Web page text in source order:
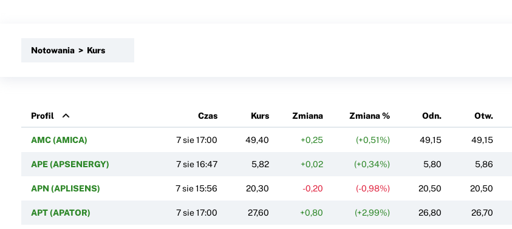
Notowania > Kurs
Profil Czas Kurs Zmiana Zmiana % Odn. Otw.
AMC (AMICA) 7 sie 17:00 49,40 +0,25 (+0,51%) 49,15 49,15
APE (APSENERGY) 7 sie 16:47 5,82 +0,02 (+0,34%) 5,80 5,86
APN (APLISENS) 7 sie 15:56 20,30 -0,20 (-0,98%) 20,50 20,50
APT (APATOR) 7 sie 17:00 27,60 +0,80 (+2,99%) 26,80 26,70